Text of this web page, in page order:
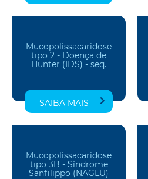
Mucopolissacaridose
tipo 2 - Doença de
Hunter (IDS) - seq.
SAIBA MAIS
Mucopolissacaridose
tipo 3B - Síndrome
Sanfilippo (NAGLU)